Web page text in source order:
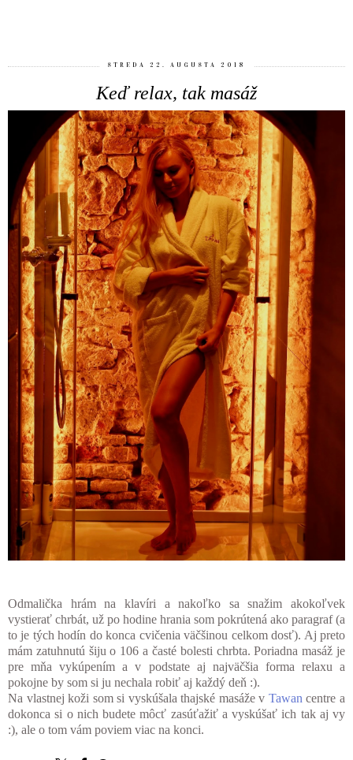
STREDA 22. AUGUSTA 2018
Keď relax, tak masáž
Odmalička hrám na klavíri a nakoľko sa snažim akokoľvek
vystierať chrbát, už po hodine hrania som pokrútená ako paragraf (a
to je tých hodín do konca cvičenia väčšinou celkom dosť). Aj preto
mám zatuhnutú šiju o 106 a časté bolesti chrbta. Poriadna masáž je
pre mňa vykúpením a v podstate aj najväčšia forma relaxu a
pokojne by som si ju nechala robiť aj každý deň :).
Na vlastnej koži som si vyskúšala thajské masáže v Tawan centre a
dokonca si o nich budete môcť zasúťažiť a vyskúšať ich tak aj vy
:), ale o tom vám poviem viac na konci.